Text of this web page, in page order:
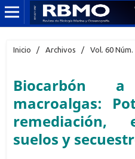
Inicio / Archivos / Vol. 60 Núm.
Biocarbón
macroalgas:
remediación,
suelos y